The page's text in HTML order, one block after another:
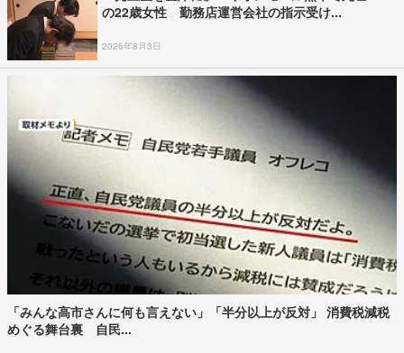
の22歳女性 勤務店運営会社の指示受け...
2026年8月3日
「みんな高市さんに何も言えない」「半分以上が反対」 消費税減税
めぐる舞台裏 自民...